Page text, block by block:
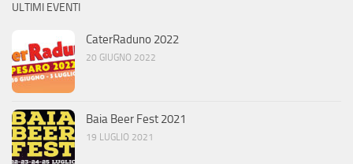
ULTIMI EVENTI
CaterRaduno 2022
20 GIUGNO 2022
Baia Beer Fest 2021
19 LUGLIO 2021